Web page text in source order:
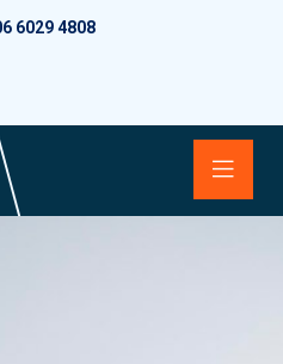
6029 4808